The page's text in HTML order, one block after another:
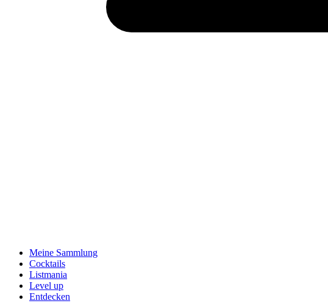
Meine Sammlung
Cocktails
Listmania
Level up
Entdecken